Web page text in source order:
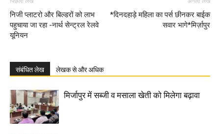
निजी प्लाटरो और बिल्डरों को लाभ
पहुचाया जा रहा -नार्थ सेन्ट्रल रेलवे
यूनियन
*दिनदहाड़े महिला का पर्स छीनकर बाईक
सवार भागे*मिर्ज़ापुर
संबंधित लेख लेखक से और अधिक
मिर्जापुर में सब्जी व मसाला खेती को मिलेगा बढ़ावा